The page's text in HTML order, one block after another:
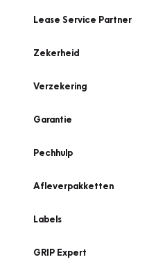
Lease Service Partner
Zekerheid
Verzekering
Garantie
Pechhulp
Afleverpakketten
Labels
GRIP Expert